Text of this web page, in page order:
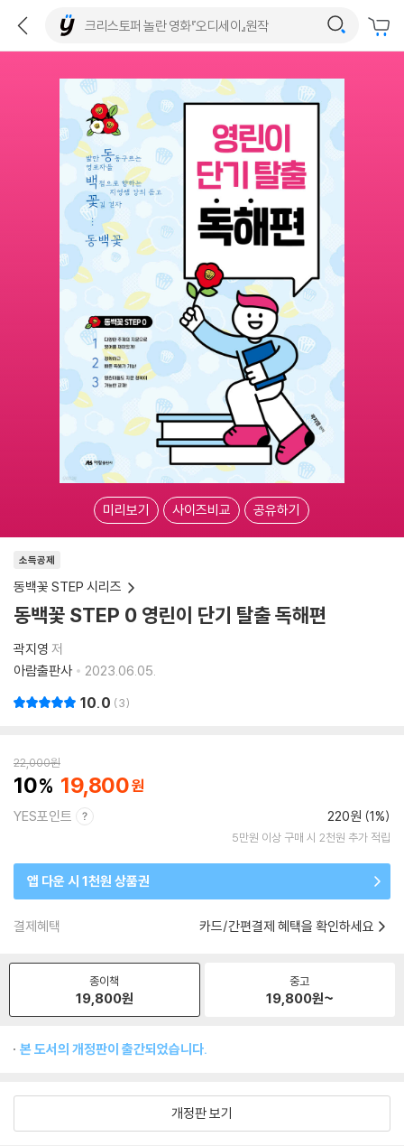
미리보기 사이즈비교 공유하기
소득공제
동백꽃 STEP 시리즈
동백꽃 STEP 0 영린이 단기 탈출 독해편
곽지영 저
아람출판사
2023.06.05.
10.0 3
22,000원
10 19,800
YES포인트 220원 (1%)
5만원 이상 구매 시 2천원 추가 적립
앱 다운 시 1천원 상품권
결제혜택 카드/간편결제 혜택을 확인하세요
종이책
19,800원
중고
19,800원~
본 도서의 개정판이 출간되었습니다.
개정판 보기